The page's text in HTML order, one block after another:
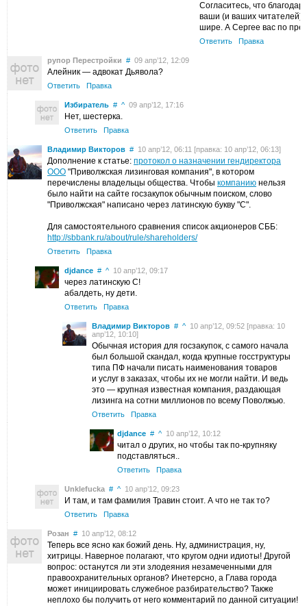
Согласитесь, что
ваши (и ваших читателей)
шире. А Сергее вас по
Ответить Правка
рупор Перестройки # 09 апр’12, 12:09
Алейник — адвокат Дьявола?
Ответить Правка
Избиратель # ^ 09 апр’12, 17:16
Нет, шестерка.
Ответить Правка
Владимир Викторов # 10 апр’12, 06:11 [правка: 10 апр’12, 06:13]
Дополнение к статье: протокол о назначении гендиректора
ООО "Приволжская лизинговая компания", в котором
перечислены владельцы общества. Чтобы компанию нельзя
было найти на сайте госзакупок обычным поиском, слово
"Приволжская" написано через латинскую букву "С".
Для самостоятельного сравнения список акционеров СББ:
http://sbbank.ru/about/rule/shareholders/
Ответить Правка
djdance # ^ 10 апр’12, 09:17
через латинскую C!
абалдеть, ну дети.
Ответить Правка
Владимир Викторов # ^ 10 апр’12, 09:52 [правка: 10
апр’12, 10:10]
Обычная история для госзакупок, с самого начала
был большой скандал, когда крупные госструктуры
типа ПФ начали писать наименования товаров
и услуг в заказах, чтобы их не могли найти. И ведь
это — крупная известная компания, раздающая
лизинга на сотни миллионов по всему Поволжью.
Ответить Правка
djdance # ^ 10 апр’12, 10:12
читал о других, но чтобы так по-крупняку
подставляться..
Ответить Правка
Unklefucka # ^ 10 апр’12, 09:23
И там, и там фамилия Травин стоит. А что не так то?
Ответить Правка
Розан # 10 апр’12, 08:12
Теперь все ясно как божий день. Ну, администрация, ну,
хитрицы. Наверное полагают, что кругом одни идиоты! Другой
вопрос: останутся ли эти злодеяния незамеченными для
правоохранительных органов? Инетерсно, а Глава города
может инициировать служебное разбирательство? Также
неплохо бы получить от него комментарий по данной ситуации!